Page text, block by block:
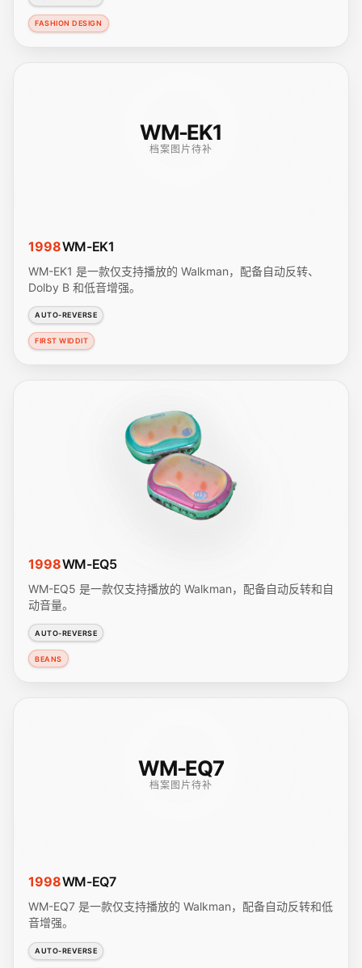
FASHION DESIGN
WM-EK1
档案图片待补
1998WM-EK1
WM-EK1 是一款仅支持播放的 Walkman，配备自动反转、
Dolby B 和低音增强。
AUTO-REVERSE
FIRST WIDDIT
1998WM-EQ5
WM-EQ5 是一款仅支持播放的 Walkman，配备自动反转和自
动音量。
AUTO-REVERSE
BEANS
WM-EQ7
档案图片待补
1998WM-EQ7
WM-EQ7 是一款仅支持播放的 Walkman，配备自动反转和低
音增强。
AUTO-REVERSE